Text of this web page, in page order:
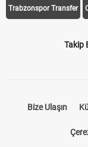
Trabzonspor Transfer
Takip
Bize Ulaşın